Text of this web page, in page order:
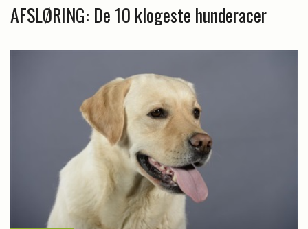
AFSLØRING: De 10 klogeste hunderacer